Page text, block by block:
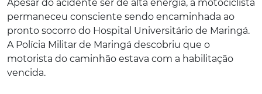
Apesar do acidente ser de alta energia, a motociclista
permaneceu consciente sendo encaminhada ao
pronto socorro do Hospital Universitário de Maringá.
A Polícia Militar de Maringá descobriu que o
motorista do caminhão estava com a habilitação
vencida.